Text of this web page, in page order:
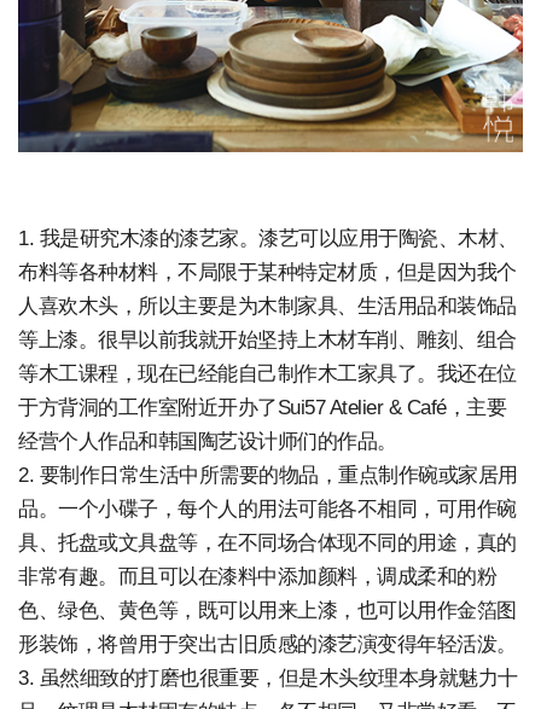
1. 我是研究木漆的漆艺家。漆艺可以应用于陶瓷、木材、
布料等各种材料，不局限于某种特定材质，但是因为我个
人喜欢木头，所以主要是为木制家具、生活用品和装饰品
等上漆。很早以前我就开始坚持上木材车削、雕刻、组合
等木工课程，现在已经能自己制作木工家具了。我还在位
于方背洞的工作室附近开办了Sui57 Atelier & Café，主要
经营个人作品和韩国陶艺设计师们的作品。
2. 要制作日常生活中所需要的物品，重点制作碗或家居用
品。一个小碟子，每个人的用法可能各不相同，可用作碗
具、托盘或文具盘等，在不同场合体现不同的用途，真的
非常有趣。而且可以在漆料中添加颜料，调成柔和的粉
色、绿色、黄色等，既可以用来上漆，也可以用作金箔图
形装饰，将曾用于突出古旧质感的漆艺演变得年轻活泼。
3. 虽然细致的打磨也很重要，但是木头纹理本身就魅力十